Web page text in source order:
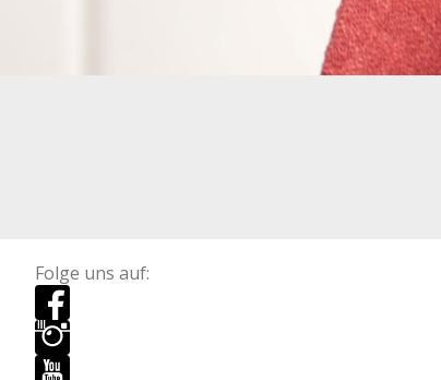
Folge uns auf: